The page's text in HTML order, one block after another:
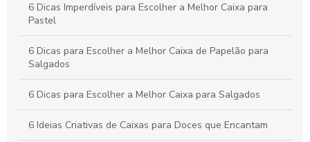
6 Dicas Imperdíveis para Escolher a Melhor Caixa para
Pastel
6 Dicas para Escolher a Melhor Caixa de Papelão para
Salgados
6 Dicas para Escolher a Melhor Caixa para Salgados
6 Ideias Criativas de Caixas para Doces que Encantam